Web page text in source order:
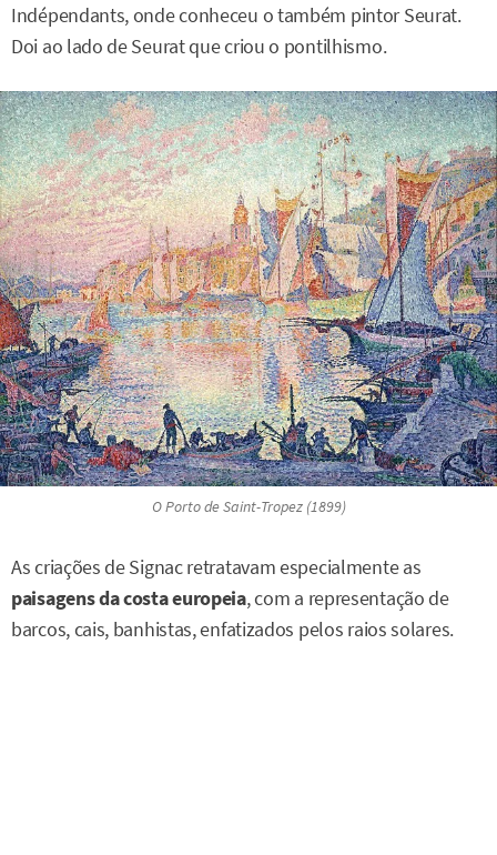
Indépendants, onde conheceu o também pintor Seurat.
Doi ao lado de Seurat que criou o pontilhismo.
O Porto de Saint-Tropez(1899)
As criações de Signac retratavam especialmente as
paisagens da costa europeia, com a representação de
barcos, cais, banhistas, enfatizados pelos raios solares.